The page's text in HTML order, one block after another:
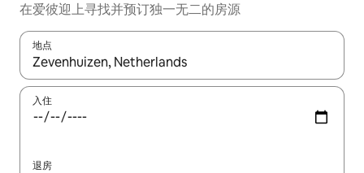
在爱彼迎上寻找并预订独一无二的房源
地点
如有搜索结果，请使用上下方向键查看，或通过点击或滑动手势
入住
退房